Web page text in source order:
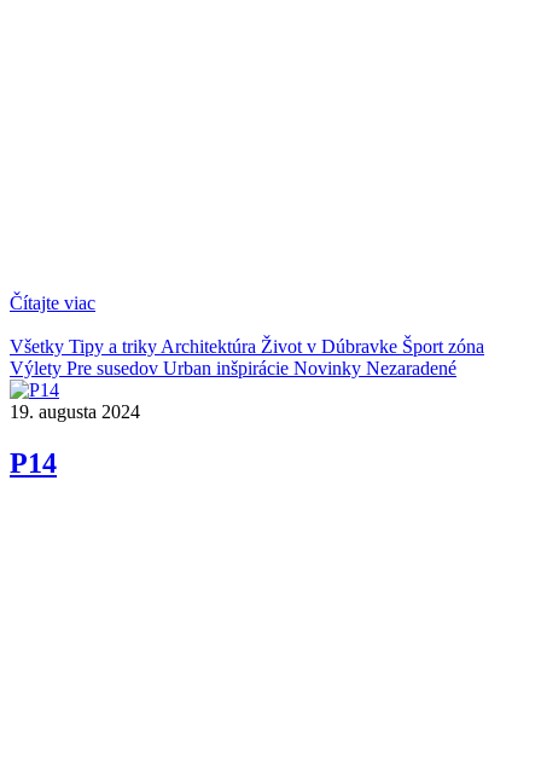
Čítajte viac
Všetky Tipy a triky Architektúra Život v Dúbravke Šport zóna
Výlety Pre susedov Urban inšpirácie Novinky Nezaradené
19. augusta 2024
P14